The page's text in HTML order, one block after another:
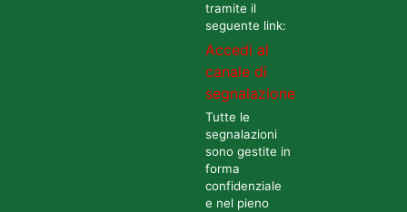
tramite il
seguente link:
Accedi al
canale di
segnalazione
Tutte le
segnalazioni
sono gestite in
forma
confidenziale
e nel pieno